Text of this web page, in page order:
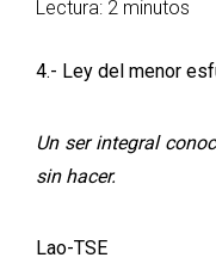
Lectura: 2 minutos
4.- Ley del menor
Un ser integral
sin hacer.
Lao-TSE